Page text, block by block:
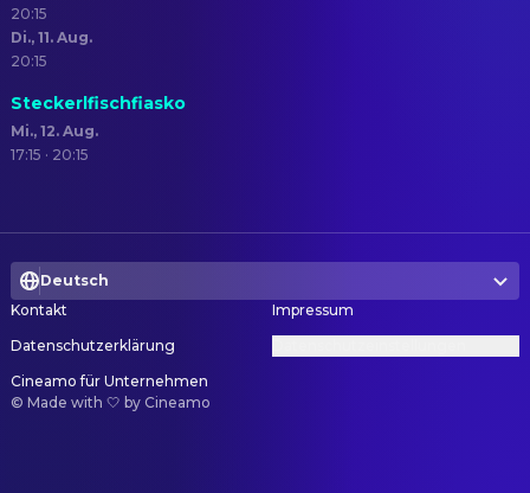
20:15
Di., 11. Aug.
20:15
Steckerlfischfiasko
Mi., 12. Aug.
17:15 · 20:15
Deutsch
Kontakt
Impressum
Datenschutzerklärung
Cineamo für Unternehmen
© Made with 🤍 by Cineamo